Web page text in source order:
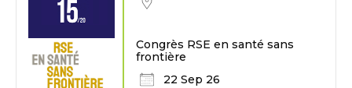
Congrès RSE en santé sans
frontière
22 Sep 26